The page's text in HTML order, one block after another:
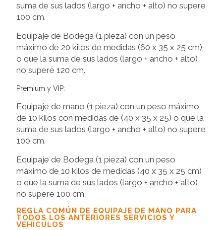
suma de sus lados (largo + ancho + alto) no supere
100 cm.
Equipaje de Bodega (1 pieza) con un peso
máximo de 20 kilos de medidas (60 x 35 x 25 cm)
o que la suma de sus lados (largo + ancho + alto)
no supere 120 cm.
Premium y VIP:
Equipaje de mano (1 pieza) con un peso máximo
de 10 kilos con medidas de (40 x 35 x 25) o que la
suma de sus lados (largo + ancho + alto) no supere
100 cm.
Equipaje de Bodega (1 pieza) con un peso
máximo de 10 kilos de medidas (40 x 35 x 25 cm)
o que la suma de sus lados (largo + ancho + alto)
no supere 100 cm.
REGLA COMÚN DE EQUIPAJE DE MANO PARA
TODOS LOS ANTERIORES SERVICIOS Y
VEHÍCULOS